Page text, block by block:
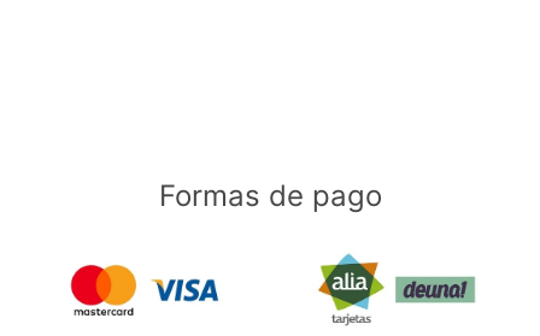
Formas de pago